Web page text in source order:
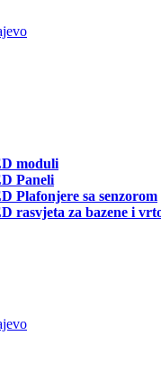
moduli
Paneli
Plafonjere sa senzorom
rasvjeta za bazene i